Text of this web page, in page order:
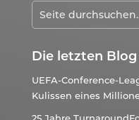
Die letzten
UEFA-Conference-
Kulissen eines